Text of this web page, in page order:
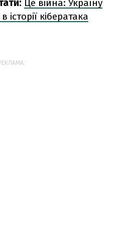
Це війна: Україну
кібератака